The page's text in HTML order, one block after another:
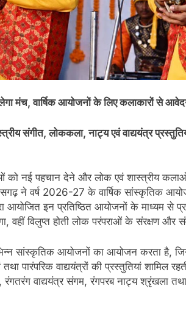
मंच, वार्षिक आयोजनों के लिए कलाकारों से
संगीत, लोककला, नाट्य एवं वाद्ययंत्र
को नई पहचान देने और लोक एवं शास्त्रीय
ने वर्ष 2026-27 के वार्षिक सांस्कृतिक
आयोजित इन प्रतिष्ठित आयोजनों के माध्यम से
वहीं विलुप्त होती लोक परंपराओं के संरक्षण और
सांस्कृतिक आयोजनों का आयोजन करता है,
पारंपरिक वाद्ययंत्रों की प्रस्तुतियां शामिल
रंगतरंग वाद्ययंत्र संगम, रंगपरब नाट्य श्रृंखला